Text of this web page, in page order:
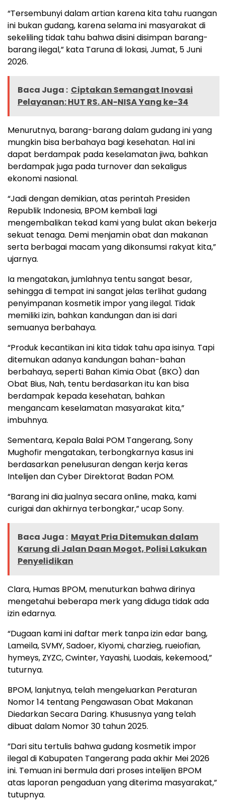
“Tersembunyi dalam artian karena kita tahu ruangan
ini bukan gudang, karena selama ini masyarakat di
sekeliling tidak tahu bahwa disini disimpan barang-
barang ilegal,” kata Taruna di lokasi, Jumat, 5 Juni
2026.‎‎
Baca Juga : Ciptakan Semangat Inovasi
Pelayanan: HUT RS. AN-NISA Yang ke-34
Menurutnya, barang-barang dalam gudang ini yang
mungkin bisa berbahaya bagi kesehatan. Hal ini
dapat berdampak pada keselamatan jiwa, bahkan
berdampak juga pada turnover dan sekaligus
ekonomi nasional.‎‎
“Jadi dengan demikian, atas perintah Presiden
Republik Indonesia, BPOM kembali lagi
mengembalikan tekad kami yang bulat akan bekerja
sekuat tenaga. Demi menjamin obat dan makanan
serta berbagai macam yang dikonsumsi rakyat kita,”
ujarnya.‎‎
Ia mengatakan, jumlahnya tentu sangat besar,
sehingga di tempat ini sangat jelas terlihat gudang
penyimpanan kosmetik impor yang ilegal. Tidak
memiliki izin, bahkan kandungan dan isi dari
semuanya berbahaya.‎‎
“Produk kecantikan ini kita tidak tahu apa isinya. Tapi
ditemukan adanya kandungan bahan-bahan
berbahaya, seperti Bahan Kimia Obat (BKO) dan
Obat Bius, Nah, tentu berdasarkan itu kan bisa
berdampak kepada kesehatan, bahkan
mengancam keselamatan masyarakat kita,”
imbuhnya.‎‎
Sementara, Kepala Balai POM Tangerang, Sony
Mughofir mengatakan, terbongkarnya kasus ini
berdasarkan penelusuran dengan kerja keras
Intelijen dan Cyber Direktorat Badan POM.‎‎
“Barang ini dia jualnya secara online, maka, kami
curigai dan akhirnya terbongkar,” ucap Sony.‎‎
Baca Juga : Mayat Pria Ditemukan dalam
Karung di Jalan Daan Mogot, Polisi Lakukan
Penyelidikan
Clara, Humas BPOM, menuturkan bahwa dirinya
mengetahui beberapa merk yang diduga tidak ada
izin edarnya.‎‎
“Dugaan kami ini daftar merk tanpa izin edar bang,
Lameila, SVMY, Sadoer, Kiyomi, charzieg, rueiofian,
hymeys, ZYZC, Cwinter, Yayashi, Luodais, kekemood,”
tuturnya.‎‎
BPOM, lanjutnya, telah mengeluarkan Peraturan
Nomor 14 tentang Pengawasan Obat Makanan
Diedarkan Secara Daring. Khususnya yang telah
dibuat dalam Nomor 30 tahun 2025.
‎‎”Dari situ tertulis bahwa gudang kosmetik impor
ilegal di Kabupaten Tangerang pada akhir Mei 2026
ini. Temuan ini bermula dari proses intelijen BPOM
atas laporan pengaduan yang diterima masyarakat,”
tutupnya.‎‎